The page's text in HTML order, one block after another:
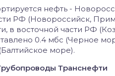
нефть -
РФ (Новороссийск,
в восточной части РФ
0.4 мбс (Черное
море).
Транснефти